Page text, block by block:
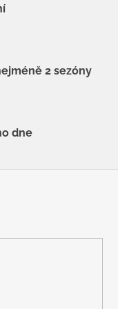
2 sezóny
dne